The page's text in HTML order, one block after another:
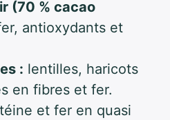
(70 % cacao
antioxydants et
: lentilles, haricots
en fibres et fer.
et fer en quasi